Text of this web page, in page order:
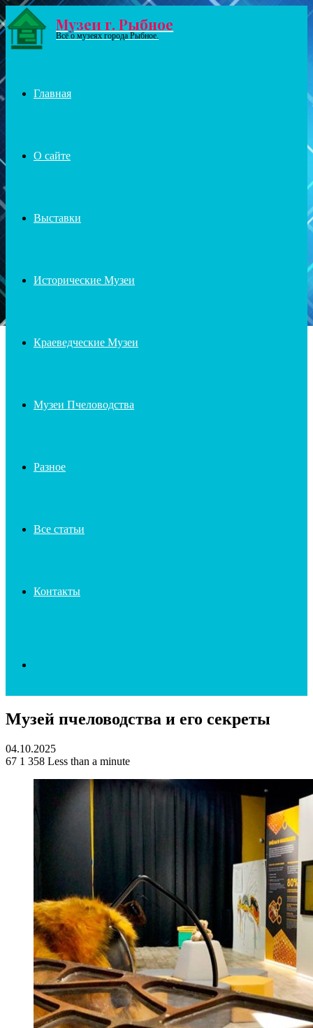
Menu
Музеи г. Рыбное
Всё о музеях города Рыбное.
Главная
О сайте
Выставки
Исторические Музеи
Краеведческие Музеи
Музеи Пчеловодства
Разное
Все статьи
Контакты
for
Музей пчеловодства и его секреты
04.10.2025
67 1 358 Less than a minute